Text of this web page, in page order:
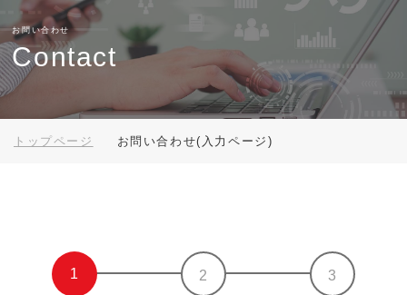
お問い合わせ
Contact
トップページ お問い合わせ(入力ページ)